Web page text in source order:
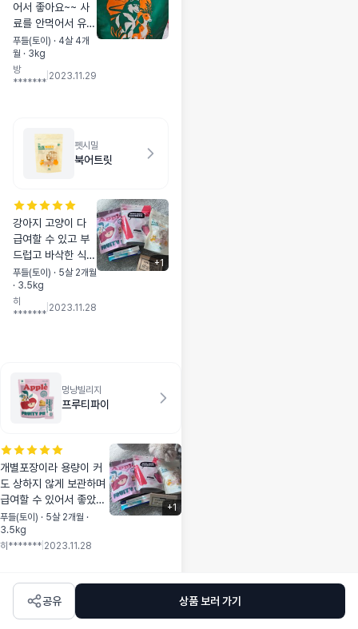
어서 좋아요~~ 사
료를 안먹어서 유목
민이었는데 어찌 이
건 뜯자마자 바로먹
네요~~ 한봉 다먹
푸들(토이) · 4살 4개
월 · 3kg
방
*******
2023.11.29
펫시밀
북어트릿
강아지 고양이 다
급여할 수 있고 부
드럽고 바삭한 식감
이라 애기가 좋아해
요 ㅎㅎ 북어라 기
호성이 굉장히 좋아
푸들(토이) · 5살 2개월
· 3.5kg
히
*******
2023.11.28
+1
멍냥빌리지
프루티파이
개별포장이라 용량이 커
도 상하지 않게 보관하며
급여할 수 있어서 좋았구
스트레스 완화에 도움이
되서 너무 좋은 간식인것
같아요❤
푸들(토이) · 5살 2개월 ·
3.5kg
히******* 2023.11.28
+1
공유 상품 보러 가기